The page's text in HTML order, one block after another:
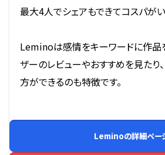
最大4人でシェアもできてコスパがい
Leminoは感情をキーワードに作品
ザーのレビューやおすすめを見たり
方ができるのも特徴です。
Leminoの詳細ペー